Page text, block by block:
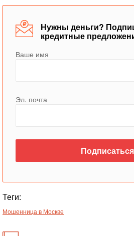
Нужны деньги?
кредитные
Ваше имя
Эл. почта
Теги:
Мошенница в Москве